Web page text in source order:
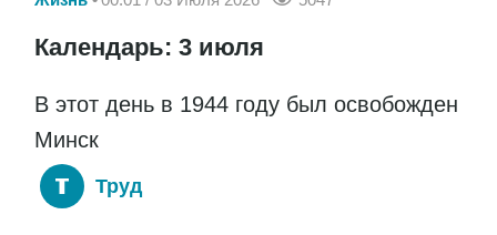
Календарь: 3 июля
В этот день в 1944 году был освобожден
Минск
Труд